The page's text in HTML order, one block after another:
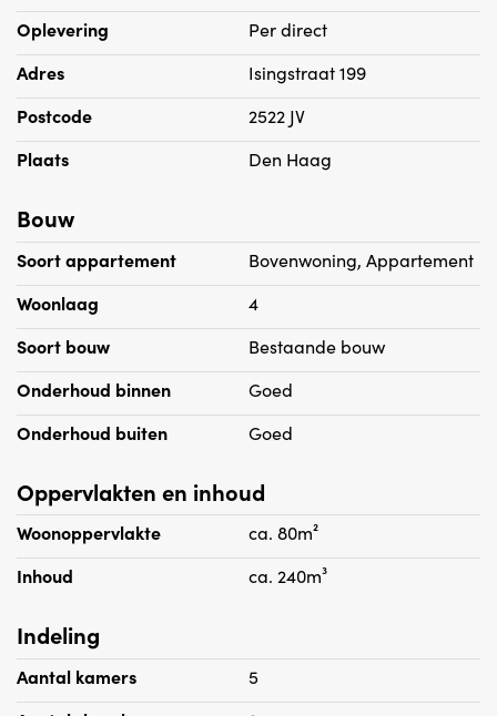
Oplevering
Per direct
Adres
Isingstraat 199
Postcode
2522 JV
Plaats
Den Haag
Bouw
Soort appartement
Bovenwoning, Appartement
Woonlaag
4
Soort bouw
Bestaande bouw
Onderhoud binnen
Goed
Onderhoud buiten
Goed
Oppervlakten en inhoud
Woonoppervlakte
ca. 80m²
Inhoud
ca. 240m³
Indeling
Aantal kamers
5